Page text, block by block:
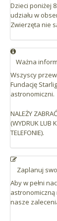
Dzieci poniżej
udziału w
Zwierzęta nie
Ważna
Wszyscy
Fundację
astronomiczni.
NALEŻY
(WYDRUK LUB
TELEFONIE).
Zaplanuj
Aby w pełni
astronomiczną
nasze